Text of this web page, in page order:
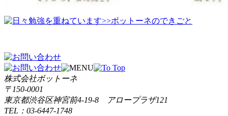
>>ボットーネのできごと
株式会社ボットーネ
〒150-0001
東京都渋谷区神宮前4-19-8 アロープラザ121
TEL：03-6447-1748